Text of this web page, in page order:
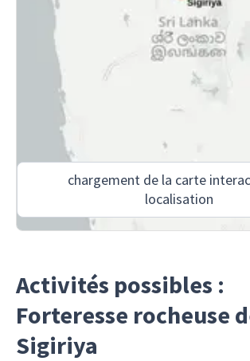
chargement de la carte
localisation
Activités possibles :
Forteresse rocheuse
Sigiriya